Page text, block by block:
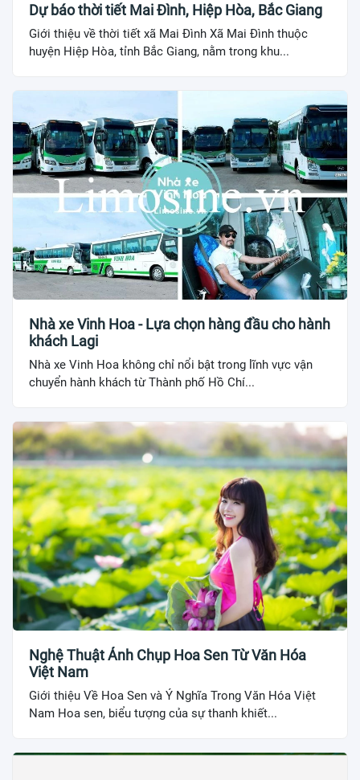
Dự báo thời tiết Mai Đình, Hiệp Hòa, Bắc Giang
Giới thiệu về thời tiết xã Mai Đình Xã Mai Đình thuộc
huyện Hiệp Hòa, tỉnh Bắc Giang, nằm trong khu...
Nhà xe Vinh Hoa - Lựa chọn hàng đầu cho hành
khách Lagi
Nhà xe Vinh Hoa không chỉ nổi bật trong lĩnh vực vận
chuyển hành khách từ Thành phố Hồ Chí...
Nghệ Thuật Ảnh Chụp Hoa Sen Từ Văn Hóa
Việt Nam
Giới thiệu Về Hoa Sen và Ý Nghĩa Trong Văn Hóa Việt
Nam Hoa sen, biểu tượng của sự thanh khiết...